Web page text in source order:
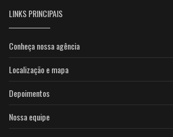
LINKS PRINCIPAIS
Conheça nossa agência
Localização e mapa
Depoimentos
Nossa equipe